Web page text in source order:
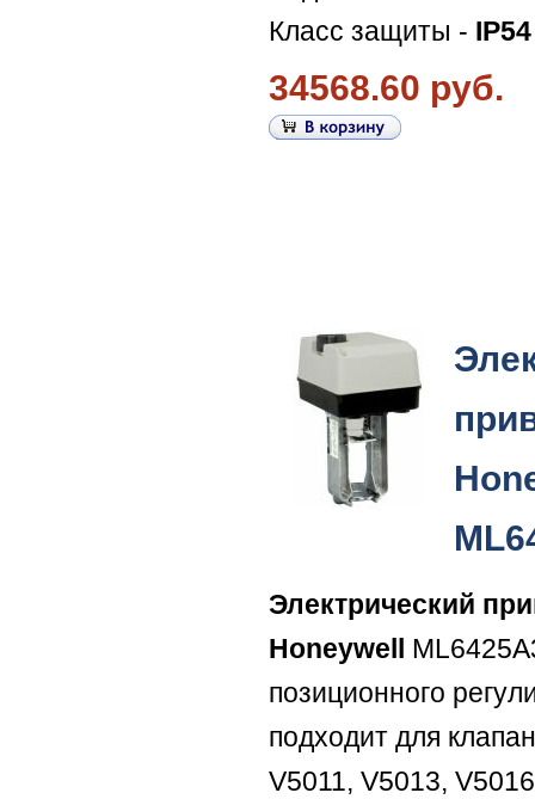
Класс защиты - IP54
34568.60 руб.
Электрический
Honeywell
позиционного
подходит для
V5011, V5013,